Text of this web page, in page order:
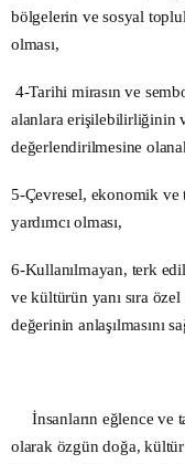
bölgelerin ve sosyal
olması,
4-Tarihi mirasın ve
alanlara erişilebilirliğinin
değerlendirilmesine
5-Çevresel, ekonomik
yardımcı olması,
6-Kullanılmayan, terk
ve kültürün yanı sıra
değerinin anlaşılmasını
İnsanların eğlence ve
olarak özgün doğa,